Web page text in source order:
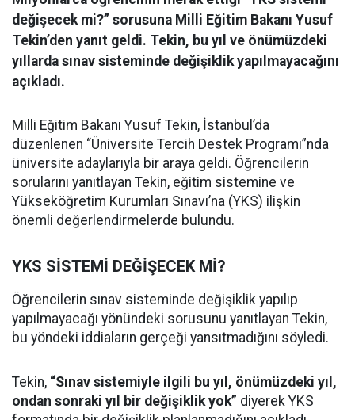
değişecek mi?” sorusuna Milli Eğitim Bakanı Yusuf
Tekin’den yanıt geldi. Tekin, bu yıl ve önümüzdeki
yıllarda sınav sisteminde değişiklik yapılmayacağını
açıkladı.
Milli Eğitim Bakanı Yusuf Tekin, İstanbul’da
düzenlenen “Üniversite Tercih Destek Programı”nda
üniversite adaylarıyla bir araya geldi. Öğrencilerin
sorularını yanıtlayan Tekin, eğitim sistemine ve
Yükseköğretim Kurumları Sınavı’na (YKS) ilişkin
önemli değerlendirmelerde bulundu.
YKS SİSTEMİ DEĞİŞECEK Mİ?
Öğrencilerin sınav sisteminde değişiklik yapılıp
yapılmayacağı yönündeki sorusunu yanıtlayan Tekin,
bu yöndeki iddiaların gerçeği yansıtmadığını söyledi.
Tekin, “Sınav sistemiyle ilgili bu yıl, önümüzdeki yıl,
ondan sonraki yıl bir değişiklik yok” diyerek YKS